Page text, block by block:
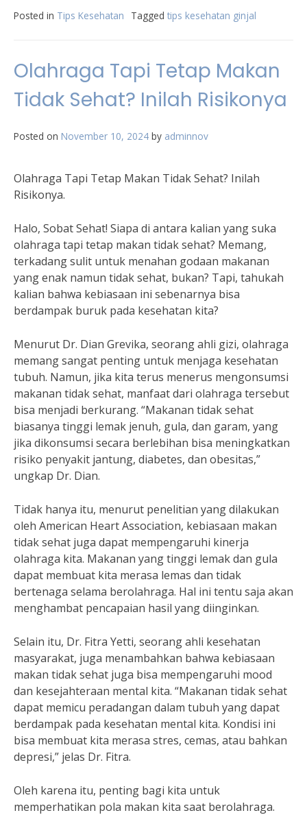
Posted in Tips Kesehatan Tagged tips kesehatan ginjal
Olahraga Tapi Tetap Makan
Tidak Sehat? Inilah Risikonya
Posted on November 10, 2024 by adminnov
Olahraga Tapi Tetap Makan Tidak Sehat? Inilah
Risikonya.
Halo, Sobat Sehat! Siapa di antara kalian yang suka
olahraga tapi tetap makan tidak sehat? Memang,
terkadang sulit untuk menahan godaan makanan
yang enak namun tidak sehat, bukan? Tapi, tahukah
kalian bahwa kebiasaan ini sebenarnya bisa
berdampak buruk pada kesehatan kita?
Menurut Dr. Dian Grevika, seorang ahli gizi, olahraga
memang sangat penting untuk menjaga kesehatan
tubuh. Namun, jika kita terus menerus mengonsumsi
makanan tidak sehat, manfaat dari olahraga tersebut
bisa menjadi berkurang. “Makanan tidak sehat
biasanya tinggi lemak jenuh, gula, dan garam, yang
jika dikonsumsi secara berlebihan bisa meningkatkan
risiko penyakit jantung, diabetes, dan obesitas,”
ungkap Dr. Dian.
Tidak hanya itu, menurut penelitian yang dilakukan
oleh American Heart Association, kebiasaan makan
tidak sehat juga dapat mempengaruhi kinerja
olahraga kita. Makanan yang tinggi lemak dan gula
dapat membuat kita merasa lemas dan tidak
bertenaga selama berolahraga. Hal ini tentu saja akan
menghambat pencapaian hasil yang diinginkan.
Selain itu, Dr. Fitra Yetti, seorang ahli kesehatan
masyarakat, juga menambahkan bahwa kebiasaan
makan tidak sehat juga bisa mempengaruhi mood
dan kesejahteraan mental kita. “Makanan tidak sehat
dapat memicu peradangan dalam tubuh yang dapat
berdampak pada kesehatan mental kita. Kondisi ini
bisa membuat kita merasa stres, cemas, atau bahkan
depresi,” jelas Dr. Fitra.
Oleh karena itu, penting bagi kita untuk
memperhatikan pola makan kita saat berolahraga.